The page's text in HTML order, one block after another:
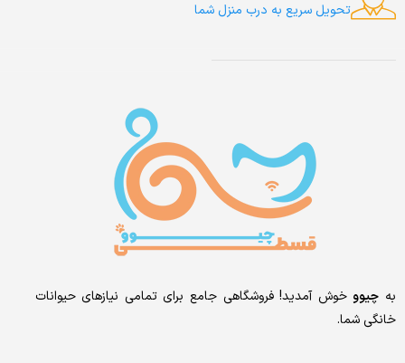
تحویل سریع به درب منزل شما
به چیوو خوش آمدید! فروشگاهی جامع برای تمامی نیازهای حیوانات
خانگی شما.